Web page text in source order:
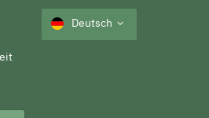
Deutsch